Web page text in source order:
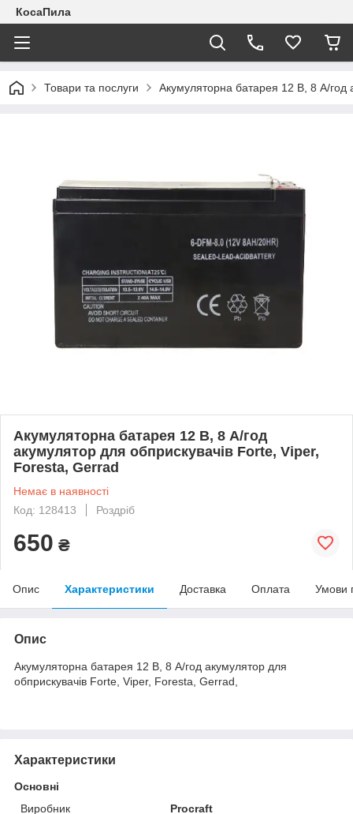
КосаПила
Товари та послуги Акумуляторна батарея 12 В, 8 А/год
Акумуляторна батарея 12 В, 8 А/год
акумулятор для обприскувачів Forte, Viper,
Foresta, Gerrad
Немає в наявності
Код: 128413
Роздріб
650 ₴
Опис Характеристики Доставка Оплата Умови
Опис
Акумуляторна батарея 12 В, 8 А/год акумулятор для
обприскувачів Forte, Viper, Foresta, Gerrad,
Характеристики
Основні
Виробник
Procraft